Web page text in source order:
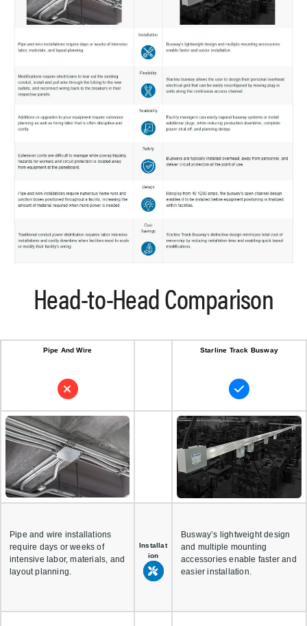
Head-to-Head Comparison
Pipe And Wire Starline Track Busway
Pipe and wire installations
require days or weeks of
intensive labor, materials, and
layout planning.
Installat
ion
Busway’s lightweight design
and multiple mounting
accessories enable faster and
easier installation.